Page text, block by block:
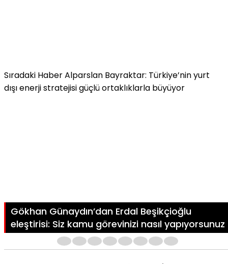
Sıradaki HaberAlparslan Bayraktar: Türkiye’nin yurt
dışı enerji stratejisi güçlü ortaklıklarla büyüyor
Gökhan Günaydın’dan Erdal Beşikçioğlu
eleştirisi: Siz kamu görevinizi nasıl yapıyorsunuz